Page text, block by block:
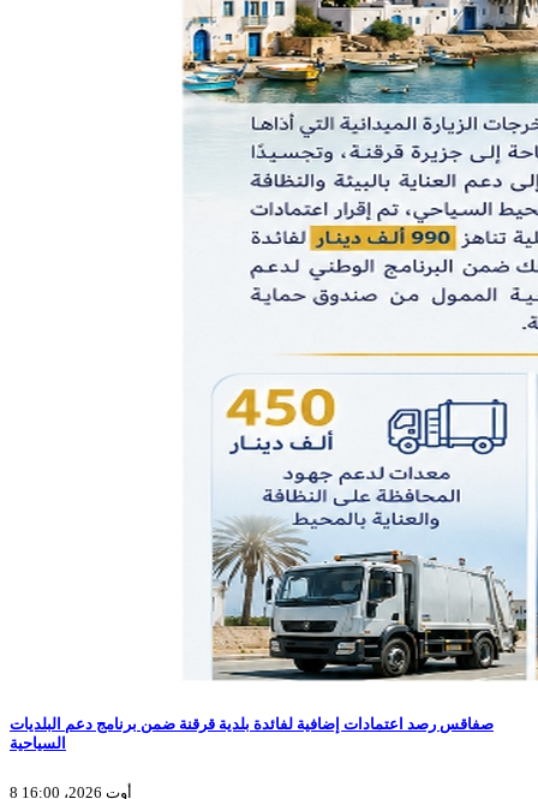
صفاقس رصد اعتمادات إضافية لفائدة بلدية قرقنة ضمن برنامج دعم البلديات
السياحية
8 أوت 2026، 16:00